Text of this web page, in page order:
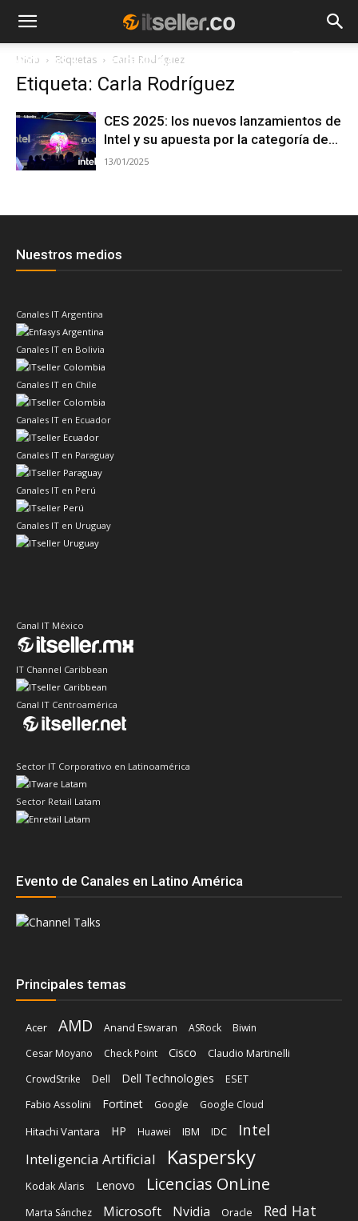
NOTICIAS TENDENCIAS
Inicio Etiquetas Carla Rodríguez
Etiqueta: Carla Rodríguez
CES 2025: los nuevos lanzamientos de
Intel y su apuesta por la categoría de...
13/01/2025
Nuestros medios
Canales IT Argentina
Canales IT en Bolivia
Canales IT en Chile
Canales IT en Ecuador
Canales IT en Paraguay
Canales IT en Perú
Canales IT en Uruguay
Canal IT México
IT Channel Caribbean
Canal IT Centroamérica
Sector IT Corporativo en Latinoamérica
Sector Retail Latam
Evento de Canales en Latino América
Principales temas
Acer AMD Anand Eswaran ASRock
Biwin
Cesar Moyano
Check Point Cisco
Claudio Martinelli
CrowdStrike
Dell Dell Technologies ESET
Fabio Assolini Fortinet Google Google Cloud
Hitachi Vantara HP Huawei IBM IDC Intel
Inteligencia Artificial Kaspersky
Kodak Alaris Lenovo Licencias OnLine
Marta Sánchez Microsoft Nvidia Oracle Red Hat